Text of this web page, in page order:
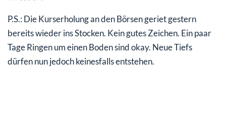
P.S.: Die Kurserholung an den Börsen geriet gestern
bereits wieder ins Stocken. Kein gutes Zeichen. Ein paar
Tage Ringen um einen Boden sind okay. Neue Tiefs
dürfen nun jedoch keinesfalls entstehen.